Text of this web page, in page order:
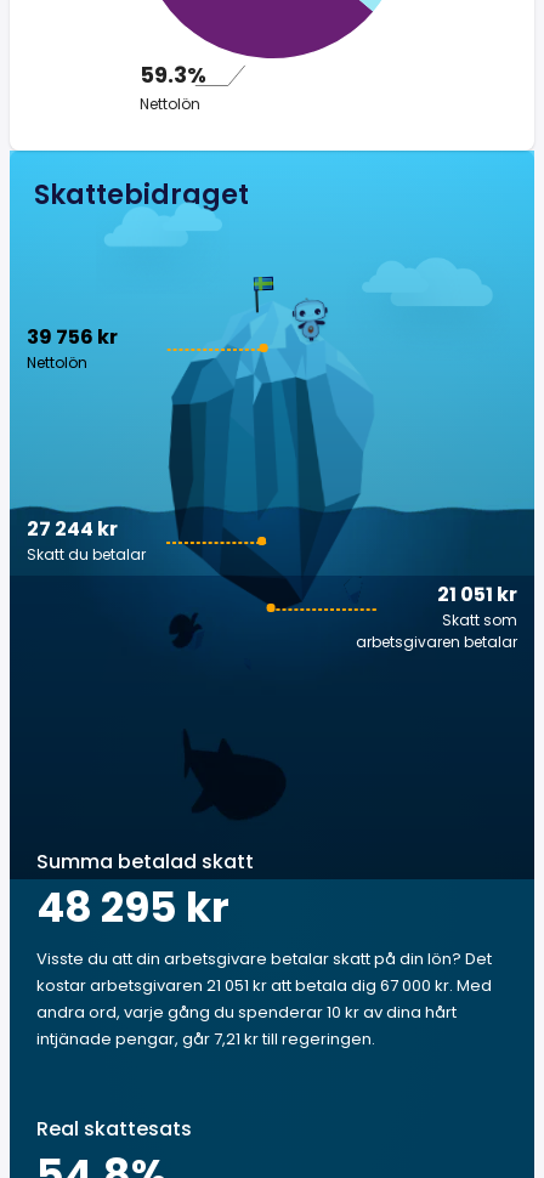
59.3%
Nettolön
Skattebidraget
39 756 kr
Nettolön
21 051 kr
Skatt som
arbetsgivaren betalar
27 244 kr
Skatt du betalar
Summa betalad skatt
48 295 kr
Visste du att din arbetsgivare betalar skatt på din lön? Det
kostar arbetsgivaren 21 051 kr att betala dig 67 000 kr. Med
andra ord, varje gång du spenderar 10 kr av dina hårt
intjänade pengar, går 7,21 kr till regeringen.
Real skattesats